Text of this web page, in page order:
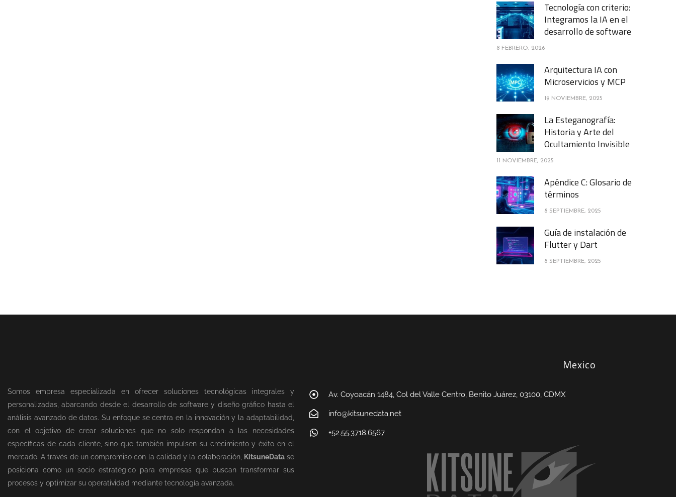
Tecnología con criterio:
Integramos la IA en el
desarrollo de software
8 FEBRERO, 2026
Arquitectura IA con
Microservicios y MCP
19 NOVIEMBRE, 2025
La Esteganografía:
Historia y Arte del
Ocultamiento Invisible
11 NOVIEMBRE, 2025
Apéndice C: Glosario de
términos
8 SEPTIEMBRE, 2025
Guía de instalación de
Flutter y Dart
8 SEPTIEMBRE, 2025
Somos empresa especializada en ofrecer soluciones tecnológicas integrales y
personalizadas, abarcando desde el desarrollo de software y diseño gráfico hasta el
análisis avanzado de datos. Su enfoque se centra en la innovación y la adaptabilidad,
con el objetivo de crear soluciones que no solo respondan a las necesidades
específicas de cada cliente, sino que también impulsen su crecimiento y éxito en el
mercado. A través de un compromiso con la calidad y la colaboración, KitsuneDatase
posiciona como un socio estratégico para empresas que buscan transformar sus
procesos y optimizar su operatividad mediante tecnología avanzada.
Mexico
Av. Coyoacán 1484, Col del Valle Centro, Benito Juárez, 03100, CDMX
info@kitsunedata.net
+52.55.3718.6567